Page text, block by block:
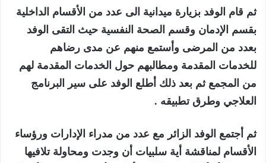
ثم قام الوفد بزيارة ميدانية الى عدد من الأقسام الداخلية
بقسم الإدمان وقسم الصحة النفسية حيث التقى الوفد
بعدد من المرضى وأستمع منهم عن مدى رضاهم
للخدمات المقدمة ومطالبهم حول الخدمات المقدمة لهم
من المجمع ثم بعد ذلك أطلع الوفد على سير البرنامج
العلاجي وطرق تطبيقه .
ثم أجتمع الوفد الزائر مع عدد من مدراء الإدارات ورؤساء
الأقسام لمناقشة أية سلبيات أن وجدت ومحاولة تلافيها